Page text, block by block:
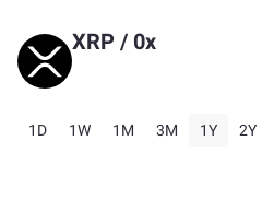
XRP / 0x
1D 1W 1M 3M 1Y 2Y